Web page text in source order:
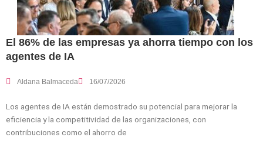
El 86% de las empresas ya ahorra tiempo con los
agentes de IA
Aldana Balmaceda 16/07/2026
Los agentes de IA están demostrado su potencial para mejorar la
eficiencia y la competitividad de las organizaciones, con
contribuciones como el ahorro de